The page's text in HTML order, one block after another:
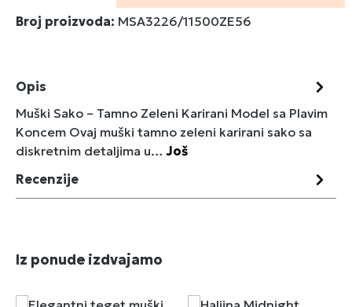
Broj proizvoda: MSA3226/11500ZE56
Opis
Muški Sako – Tamno Zeleni Karirani Model sa Plavim
Koncem Ovaj muški tamno zeleni karirani sako sa
diskretnim detaljima u…Još
Recenzije
Preskoči galeriju proizvoda
Iz ponude izdvajamo